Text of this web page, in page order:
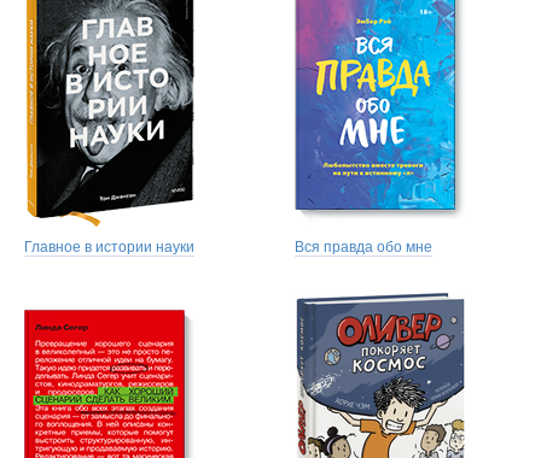
Главное в истории науки Вся правда обо мне